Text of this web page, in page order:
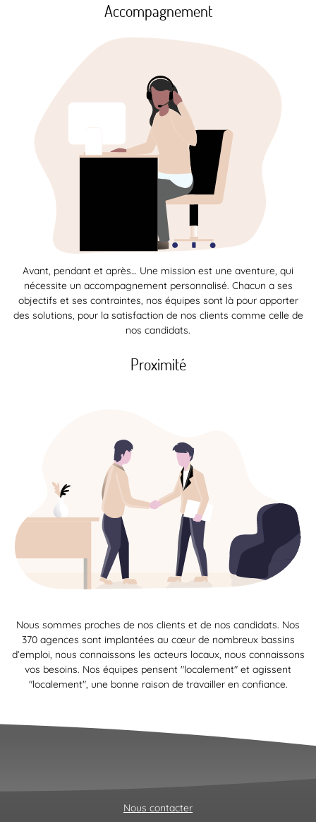
Accompagnement
Avant, pendant et après… Une mission est une aventure, qui
nécessite un accompagnement personnalisé. Chacun a ses
objectifs et ses contraintes, nos équipes sont là pour apporter
des solutions, pour la satisfaction de nos clients comme celle de
nos candidats.
Proximité
Nous sommes proches de nos clients et de nos candidats. Nos
370 agences sont implantées au cœur de nombreux bassins
d’emploi, nous connaissons les acteurs locaux, nous connaissons
vos besoins. Nos équipes pensent "localement" et agissent
"localement", une bonne raison de travailler en confiance.
Nous contacter